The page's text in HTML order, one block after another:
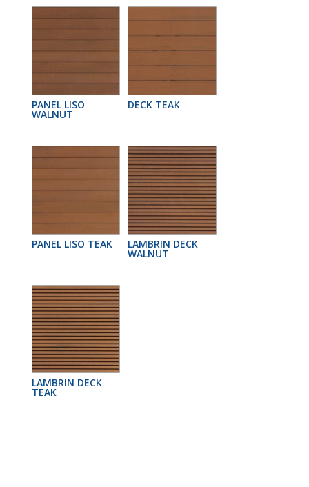
PANEL LISO
WALNUT
DECK TEAK
PANEL LISO TEAK LAMBRIN DECK
WALNUT
LAMBRIN DECK
TEAK